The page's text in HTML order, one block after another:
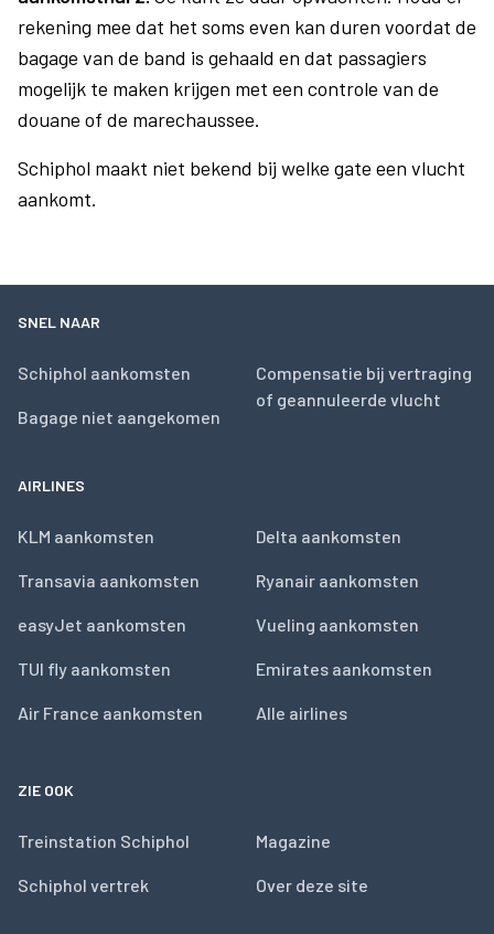
rekening mee dat het soms even kan duren voordat de
bagage van de band is gehaald en dat passagiers
mogelijk te maken krijgen met een controle van de
douane of de marechaussee.
Schiphol maakt niet bekend bij welke gate een vlucht
aankomt.
SNEL NAAR
Schiphol aankomsten
Bagage niet aangekomen
Compensatie bij vertraging
of geannuleerde vlucht
AIRLINES
KLM aankomsten
Transavia aankomsten
easyJet aankomsten
TUI fly aankomsten
Air France aankomsten
Delta aankomsten
Ryanair aankomsten
Vueling aankomsten
Emirates aankomsten
Alle airlines
ZIE OOK
Treinstation Schiphol
Schiphol vertrek
Magazine
Over deze site